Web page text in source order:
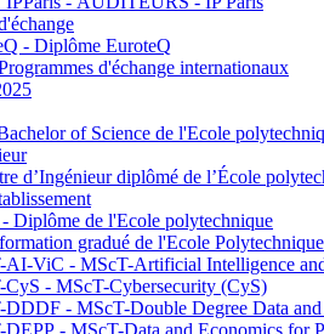
- Diplôme EuroteQ
d'échange internationaux
of Science de l'Ecole
d’Ingénieur diplômé de l’École
Diplôme de l'Ecole polytechnique
gradué de l'Ecole
AI-ViC - MScT-Artificial Intelligence
CyS - MScT-Cybersecurity (CyS)
DDDF - MScT-Double Degree Data
DEPP - MScT-Data and Economics for